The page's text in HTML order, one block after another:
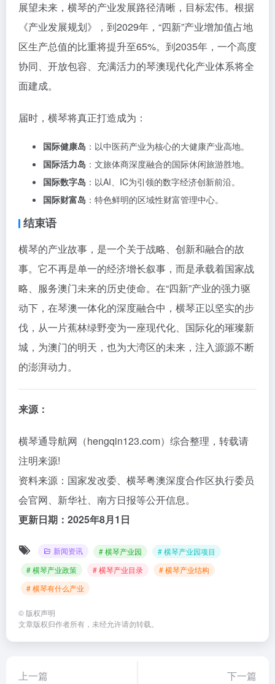
展望未来，横琴的产业发展路径清晰，目标宏伟。根据
《产业发展规划》，到2029年，“四新”产业增加值占地
区生产总值的比重将提升至65%。到2035年，一个高度
协同、开放包容、充满活力的琴澳现代化产业体系将全
面建成。
届时，横琴将真正打造成为：
国际健康岛 ：以中医药产业为核心的大健康产业高地。
国际活力岛 ：文旅体商深度融合的国际休闲旅游胜地。
国际数字岛 ：以AI、IC为引领的数字经济创新前沿。
国际财富岛 ：特色鲜明的区域性财富管理中心。
结束语
横琴的产业故事，是一个关于战略、创新和融合的故
事。它不再是单一的经济增长叙事，而是承载着国家战
略、服务澳门未来的历史使命。在“四新”产业的强力驱
动下，在琴澳一体化的深度融合中，横琴正以坚实的步
伐，从一片蕉林绿野变为一座现代化、国际化的璀璨新
城，为澳门的明天，也为大湾区的未来，注入源源不断
的澎湃动力。
来源：
横琴通导航网（hengqin123.com）综合整理，转载请
注明来源!
资料来源：国家发改委、横琴粤澳深度合作区执行委员
会官网、新华社、南方日报等公开信息。
更新日期：2025年8月1日
新闻资讯 # 横琴产业园
# 横琴产业园项目
# 横琴产业政策
# 横琴产业目录
# 横琴产业结构
# 横琴有什么产业
© 版权声明
文章版权归作者所有，未经允许请勿转载。
上一篇 下一篇